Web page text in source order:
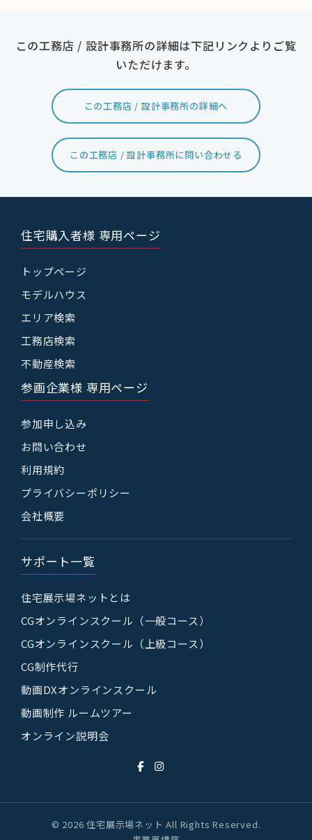
この工務店 / 設計事務所の詳細は下記リンクよりご覧
いただけます。
この工務店 / 設計事務所の詳細へ
この工務店 / 設計事務所に問い合わせる
住宅購入者様 専用ページ
トップページ
モデルハウス
エリア検索
工務店検索
不動産検索
参画企業様 専用ページ
参加申し込み
お問い合わせ
利用規約
プライバシーポリシー
会社概要
サポート一覧
住宅展示場ネットとは
CGオンラインスクール（一般コース）
CGオンラインスクール（上級コース）
CG制作代行
動画DXオンラインスクール
動画制作 ルームツアー
オンライン説明会
© 2026 住宅展示場ネット All Rights Reserved.